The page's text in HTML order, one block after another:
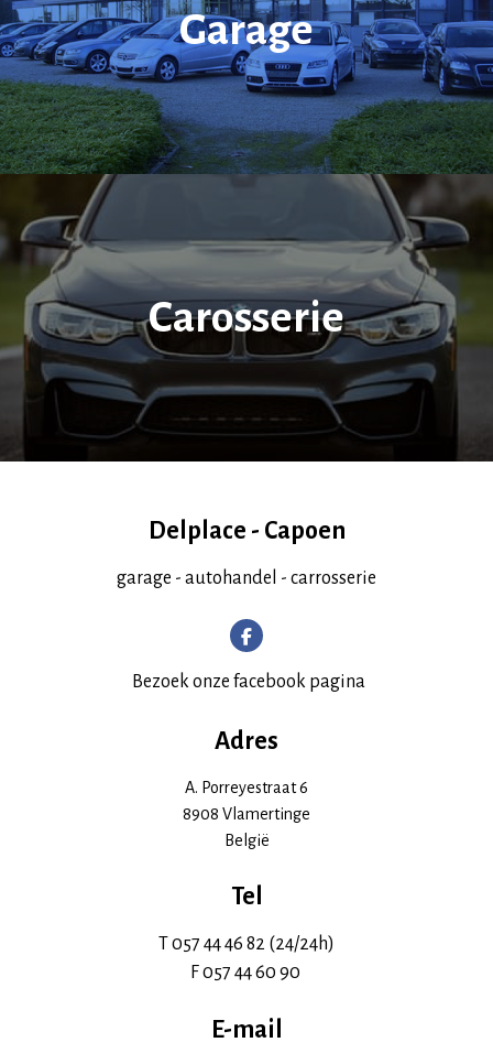
Garage
Carosserie
Delplace - Capoen
garage - autohandel - carrosserie
Bezoek onze facebook pagina
Adres
A. Porreyestraat 6
8908 Vlamertinge
België
Tel
T 057 44 46 82 (24/24h)
F 057 44 60 90
E-mail